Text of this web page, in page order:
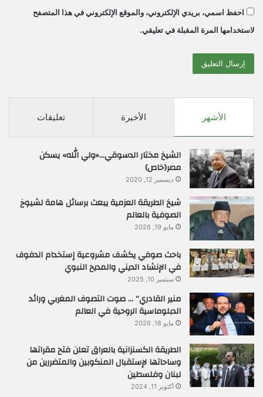
احفظ اسمي، بريدي الإلكتروني، والموقع الإلكتروني في هذا المتصفح
لاستخدامها المرة المقبلة في تعليقي.
الأشهر الأخيرة تعليقات
الشيخ مختار الدسوقي…«ولي الله» يسكن
مصر(خاص)
ديسمبر 12, 2020
شيخ الطريقة العزمية يبعث برسائل هامة لشيوخ
الصوفية بالعالم
مايو 19, 2026
باحث صوفي يكشف مشروعية إستخدام الدفوف
في الإنشاد الديني والمديح النبوي
سبتمبر 10, 2025
منير القادري” … صوت التصوف المغربي ورائد
الدبلوماسية الروحية في العالم
مايو 18, 2026
الطريقة الكسنزانية بالعراق تعلن فتح مقراتها
وساحاتها لإستقبال المنكوبين والمتضررين من
لبنان وفلسطين
أكتوبر 11, 2024